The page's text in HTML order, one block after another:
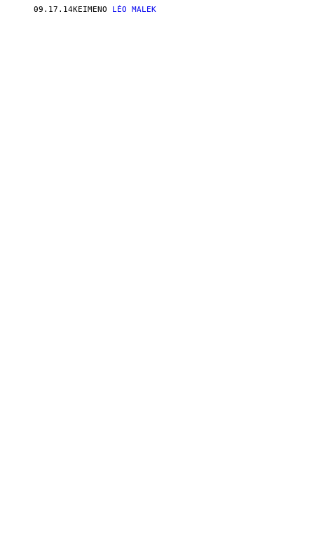
09.17.14ΚΕΊΜΕΝΟ LÉO MALEK